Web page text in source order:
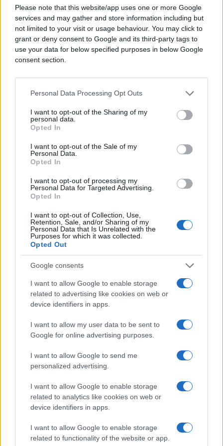
Please note that this website/app uses one or more Google
services and may gather and store information including but
not limited to your visit or usage behaviour. You may click to
grant or deny consent to Google and its third-party tags to
use your data for below specified purposes in below Google
consent section.
Personal Data Processing Opt Outs
I want to opt-out of the Sharing of my
personal data.
Opted In
I want to opt-out of the Sale of my
Personal Data.
Opted In
I want to opt-out of processing my
Personal Data for Targeted Advertising.
Opted In
I want to opt-out of Collection, Use,
Retention, Sale, and/or Sharing of my
Personal Data that Is Unrelated with the
Purposes for which it was collected.
Opted Out
Google consents
I want to allow Google to enable storage
related to advertising like cookies on web or
device identifiers in apps.
I want to allow my user data to be sent to
Google for online advertising purposes.
I want to allow Google to send me
personalized advertising.
I want to allow Google to enable storage
related to analytics like cookies on web or
device identifiers in apps.
I want to allow Google to enable storage
related to functionality of the website or app.
svojim timom za nacionalnu sigurnost kako bi
pretresli sve opcije koje mu stoje na raspolaganju.
Izvori bliski tim razgovorima kažu kako je malo
vjerojatno da će se konačna odluka o daljnjim
koracima donijeti prije danas popodne, kada bi
predsjednik trebao poletjeti za Kinu. Svi pogledi
sada su uprti u Bijelu kuću, dok svijet čeka hoće li
Trump izabrati diplomaciju ili će ponovno pokrenuti
Oglasili se iz Irana
Američki predsjednik Donald Trump ne bi smio
zamijeniti trenutni izostanak borbi za pobjedu dok
sutra putuje u Peking na ključni sastanak s kineskim
čelnikom Xijem Jinpingom, upozorio je savjetnik
iranskog vrhovnog vođe.
"Gospodine Trump, nemojte ni pomisliti da ćete,
iskorištavajući trenutno zatišje u Iranu, moći
trijumfalno ući u Peking", izjavio je Ali Akbar
Velayati, a prenosi iranska poluslužbena novinska
agencija Tasnim. "Pobijedili smo vas na 'bojnom
kao pobjednik i u diplomaciji", dodao je.
Podsjetimo, Trump je u ponedjeljak izjavio da je
jednomjesečni prekid vatre između SAD-a i Irana
"na aparatima". Usprkos službenom primirju, obje su
strateški važnom Hormuškom tjesnacu.
#Donald Trump